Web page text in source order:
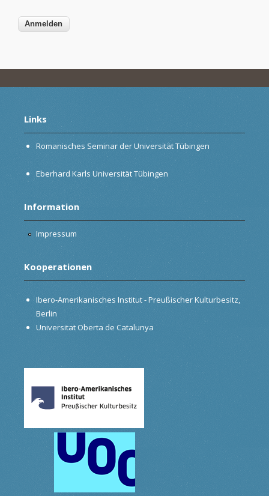
Links
Romanisches Seminar der Universität Tübingen
Eberhard Karls Universität Tübingen
Information
Impressum
Kooperationen
Ibero-Amerikanisches Institut - Preußischer Kulturbesitz,
Berlin
Universitat Oberta de Catalunya